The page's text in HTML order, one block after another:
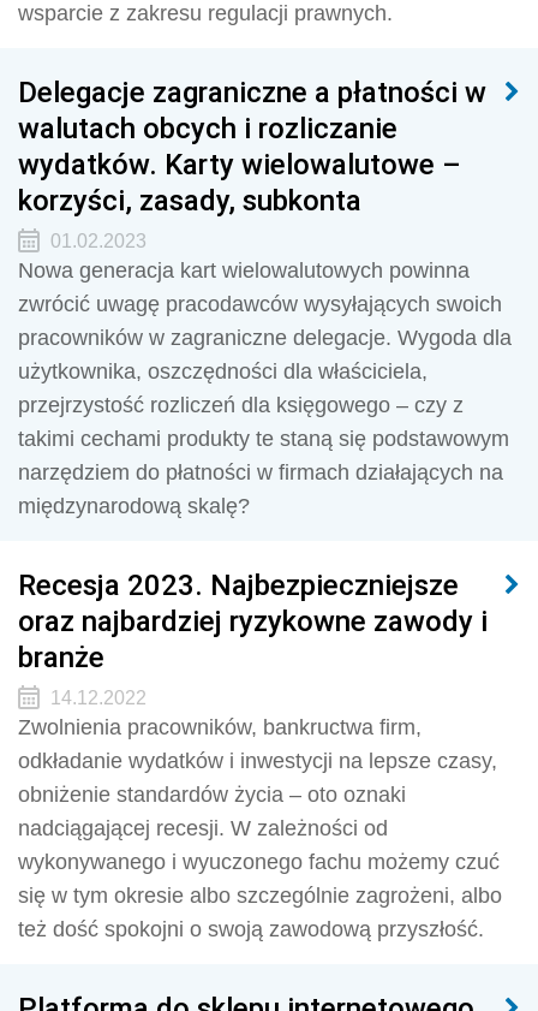
wsparcie z zakresu regulacji prawnych.
Delegacje zagraniczne a płatności w
walutach obcych i rozliczanie
wydatków. Karty wielowalutowe –
korzyści, zasady, subkonta
01.02.2023
Nowa generacja kart wielowalutowych powinna
zwrócić uwagę pracodawców wysyłających swoich
pracowników w zagraniczne delegacje. Wygoda dla
użytkownika, oszczędności dla właściciela,
przejrzystość rozliczeń dla księgowego – czy z
takimi cechami produkty te staną się podstawowym
narzędziem do płatności w firmach działających na
międzynarodową skalę?
Recesja 2023. Najbezpieczniejsze
oraz najbardziej ryzykowne zawody i
branże
14.12.2022
Zwolnienia pracowników, bankructwa firm,
odkładanie wydatków i inwestycji na lepsze czasy,
obniżenie standardów życia – oto oznaki
nadciągającej recesji. W zależności od
wykonywanego i wyuczonego fachu możemy czuć
się w tym okresie albo szczególnie zagrożeni, albo
też dość spokojni o swoją zawodową przyszłość.